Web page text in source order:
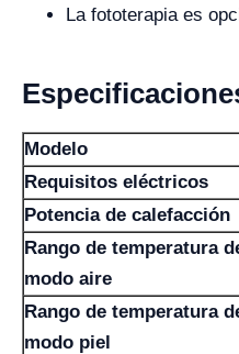
La fototerapia es
Modelo
Requisitos eléctricos
Potencia de calefacción
Rango de temperatura
modo aire
Rango de temperatura
modo piel